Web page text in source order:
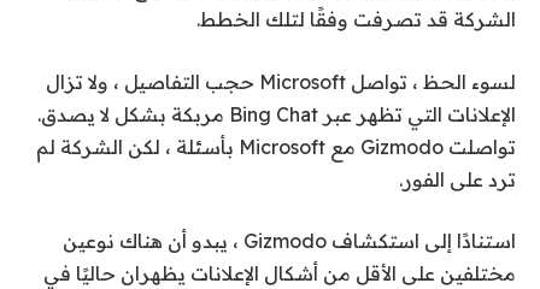
الشركة قد تصرفت وفقًا لتلك الخطط.
لسوء الحظ ، تواصل Microsoft حجب التفاصيل ، ولا تزال
الإعلانات التي تظهر عبر Bing Chat مربكة بشكل لا يصدق.
تواصلت Gizmodo مع Microsoft بأسئلة ، لكن الشركة لم
ترد على الفور.
استنادًا إلى استكشاف Gizmodo ، يبدو أن هناك نوعين
مختلفين على الأقل من أشكال الإعلانات يظهران حاليًا في